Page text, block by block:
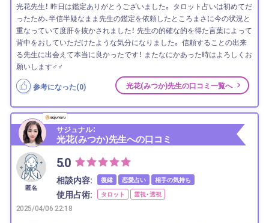
光花先生！ 昨日は鑑定ありがとうございました。 タロット占いは初めてだ
ったため、半信半疑なまま先生の鑑定を依頼したところまさに今の状況と
重なっていて度肝を抜かされました！ 先生の的確な的を得た言葉によって
背中をおしていただけたような気分になりました。 信頼することの出来
る先生に出会えて本当に良かったです！ またなにかあった時はよろしくお
願いします‍♂️‍♂️
参考になった(0) 光花(みつか)先生の口コミ一覧へ
サジュナル：
光花(みつか)先生への口コミ
匿名
5.0
相談内容: 復縁 恋愛占い 相手の気持ち
使用占術: タロット 霊視・透視
2025/04/06 22:18